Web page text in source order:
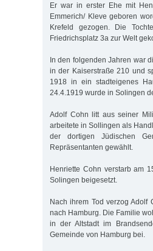
Er war in erster Ehe mit
Emmerich/ Kleve geboren
Krefeld gezogen. Die
Friedrichsplatz 3a zur Welt
In den folgenden Jahren war
in der Kaiserstraße 210 und
1918 in ein stadteigenes
24.4.1919 wurde in Solingen
Adolf Cohn litt aus seiner
arbeitete in Sollingen als
der dortigen Jüdischen
Repräsentanten gewählt.
Henriette Cohn verstarb am
Solingen beigesetzt.
Nach ihrem Tod verzog
nach Hamburg. Die Familie
in der Altstadt im
Gemeinde von Hamburg bei.